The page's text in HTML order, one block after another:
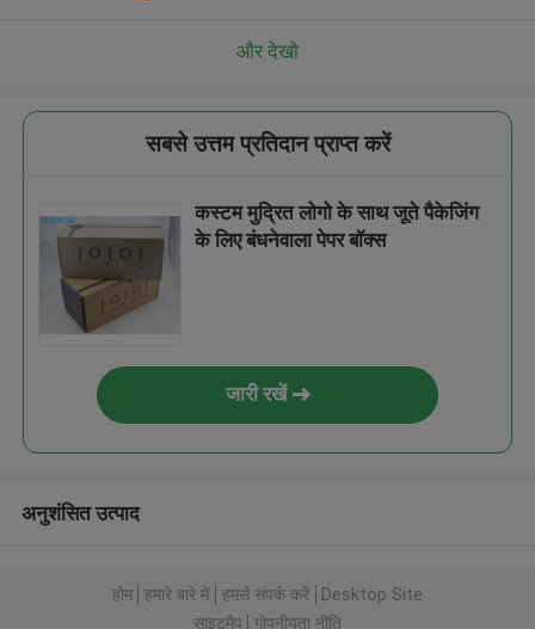
और देखो
सबसे उत्तम प्रतिदान प्राप्त करें
कस्टम मुद्रित लोगो के साथ जूते पैकेजिंग
के लिए बंधनेवाला पेपर बॉक्स
जारी रखें
अनुशंसित उत्पाद
होम हमारे बारे में हमसे संपर्क करें
Desktop Site
साइटमैप
गोपनीयता नीति